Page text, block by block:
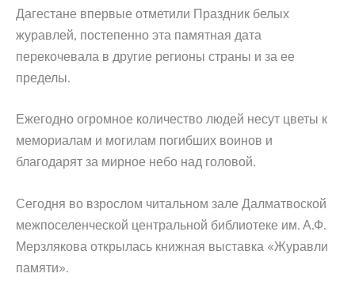
Дагестане впервые отметили Праздник белых
журавлей, постепенно эта памятная дата
перекочевала в другие регионы страны и за ее
пределы.
Ежегодно огромное количество людей несут цветы к
мемориалам и могилам погибших воинов и
благодарят за мирное небо над головой.
Сегодня во взрослом читальном зале Далматвоской
межпоселенческой центральной библиотеке им. А.Ф.
Мерзлякова открылась книжная выставка «Журавли
памяти».